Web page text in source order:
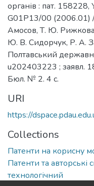
органів : пат.
G01P13/00 (2006.01) /
Амосов, Т. Ю.
Ю. В. Сидорчук, Р. А.
Полтавський
u202403223 ; заявл.
Бюл. № 2. 4 с.
URI
https://
Collections
Патенти на корисну
Патенти та авторські
технологічний